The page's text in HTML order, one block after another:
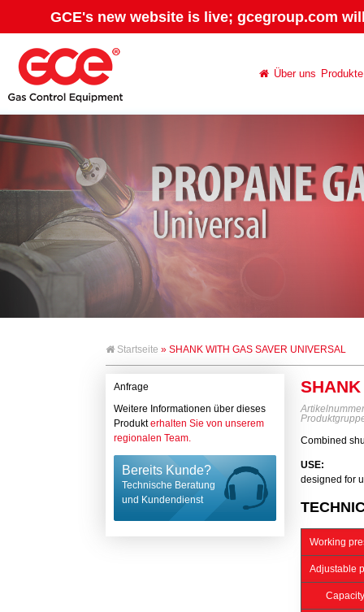
GCE's new website is live; gcegroup.com
Über uns Produkte
Startseite » SHANK WITH GAS SAVER UNIVERSAL
Anfrage
Weitere Informationen über dieses
Produkterhalten Sie von unserem
regionalen Team.
Bereits Kunde?
Technische Beratung
und Kundendienst
Artikelnummer
Combined
USE:
designed for
Working
Adjustable